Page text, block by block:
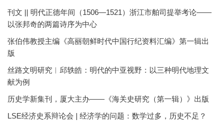
刊文 || 明代正德年间（1506—1521）浙江市舶司提举考论——
以张邦奇的两篇诗序为中心
张伯伟教授主编《高丽朝鲜时代中国行纪资料汇编》第一辑出
版
丝路文明研究︱邱轶皓：明代的中亚视野：以三种明代地理文
献为例
历史学新集刊，厦大主办——《海关史研究（第一辑）》出版
LSE经济史系辩论会 | 经济学的问题：数学过多，历史不足？